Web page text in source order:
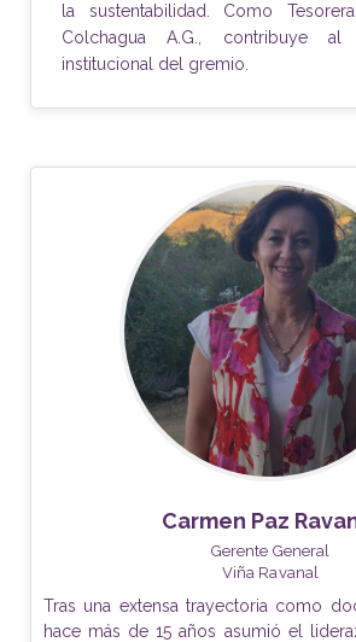
la sustentabilidad. Como
Colchagua A.G., contribuye al
institucional del gremio.
Carmen Paz
Gerente General
Viña Ravanal
Tras una extensa trayectoria como
hace más de 15 años asumió el